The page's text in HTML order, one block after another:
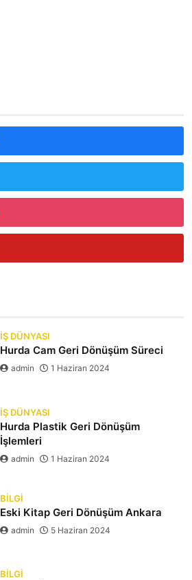
İŞ DÜNYASI
Hurda Cam Geri Dönüşüm Süreci
admin 1 Haziran 2024
İŞ DÜNYASI
Hurda Plastik Geri Dönüşüm
İşlemleri
admin 1 Haziran 2024
BILGI
Eski Kitap Geri Dönüşüm Ankara
admin 5 Haziran 2024
BILGI